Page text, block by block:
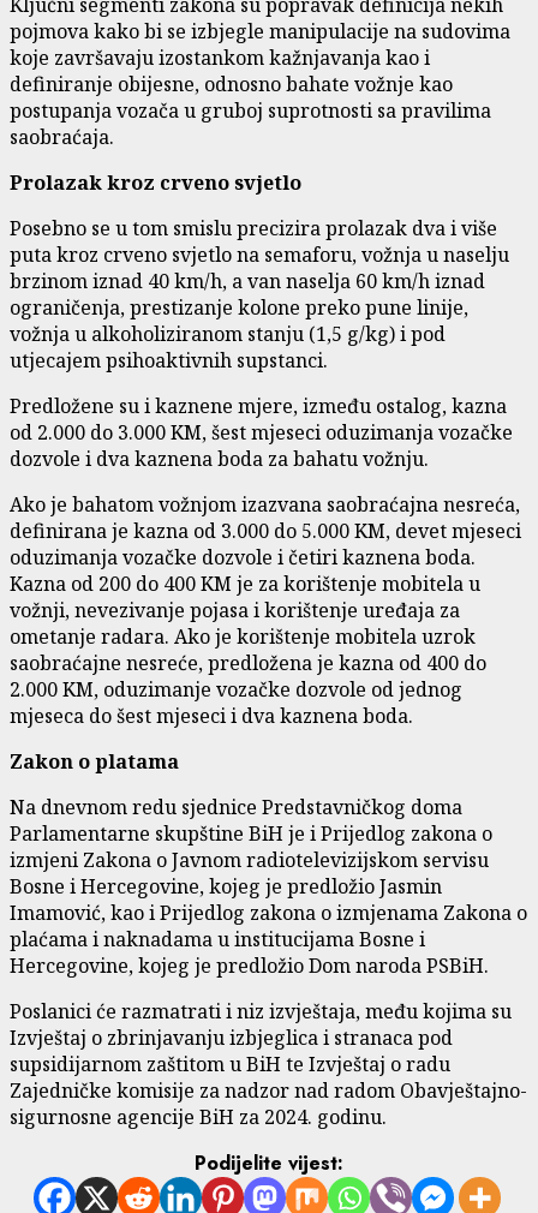
pojmova kako bi se izbjegle manipulacije na sudovima
koje završavaju izostankom kažnjavanja kao i
definiranje obijesne, odnosno bahate vožnje kao
postupanja vozača u gruboj suprotnosti sa pravilima
saobraćaja.
Prolazak kroz crveno svjetlo
Posebno se u tom smislu precizira prolazak dva i više
puta kroz crveno svjetlo na semaforu, vožnja u naselju
brzinom iznad 40 km/h, a van naselja 60 km/h iznad
ograničenja, prestizanje kolone preko pune linije,
vožnja u alkoholiziranom stanju (1,5 g/kg) i pod
utjecajem psihoaktivnih supstanci.
Predložene su i kaznene mjere, između ostalog, kazna
od 2.000 do 3.000 KM, šest mjeseci oduzimanja vozačke
dozvole i dva kaznena boda za bahatu vožnju.
Ako je bahatom vožnjom izazvana saobraćajna nesreća,
definirana je kazna od 3.000 do 5.000 KM, devet mjeseci
oduzimanja vozačke dozvole i četiri kaznena boda.
Kazna od 200 do 400 KM je za korištenje mobitela u
vožnji, nevezivanje pojasa i korištenje uređaja za
ometanje radara. Ako je korištenje mobitela uzrok
saobraćajne nesreće, predložena je kazna od 400 do
2.000 KM, oduzimanje vozačke dozvole od jednog
mjeseca do šest mjeseci i dva kaznena boda.
Zakon o platama
Na dnevnom redu sjednice Predstavničkog doma
Parlamentarne skupštine BiH je i Prijedlog zakona o
izmjeni Zakona o Javnom radiotelevizijskom servisu
Bosne i Hercegovine, kojeg je predložio Jasmin
Imamović, kao i Prijedlog zakona o izmjenama Zakona o
plaćama i naknadama u institucijama Bosne i
Hercegovine, kojeg je predložio Dom naroda PSBiH.
Poslanici će razmatrati i niz izvještaja, među kojima su
Izvještaj o zbrinjavanju izbjeglica i stranaca pod
supsidijarnom zaštitom u BiH te Izvještaj o radu
Zajedničke komisije za nadzor nad radom Obavještajno-
sigurnosne agencije BiH za 2024. godinu.
Podijelite vijest: